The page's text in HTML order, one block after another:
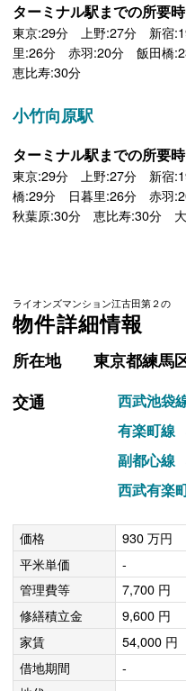
ターミナル駅までの所要
東京:29分 上野:27分 新宿
里:26分 赤羽:20分 飯田橋
恵比寿:30分
小竹向原駅
ターミナル駅までの所要
東京:29分 上野:27分 新宿
橋:29分 日暮里:26分 赤羽
秋葉原:30分 恵比寿:30分
ライオンズマンション江古田第２の
物件詳細情報
所在地
東京都練馬
交通
西武池袋
有楽町線
副都心線
西武有楽
価格
930 万円
平米単価
-
管理費等
7,700 円
修繕積立金
9,600 円
家賃
54,000 円
借地期間
-